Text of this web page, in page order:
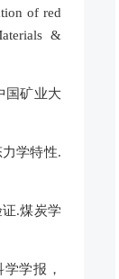
of red
&
国矿业大
学特性.
.煤炭学
学报，